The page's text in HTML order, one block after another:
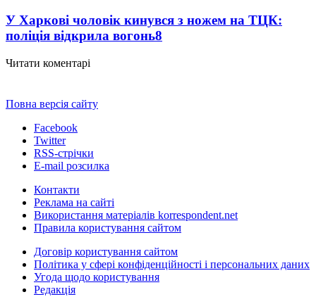
У Харкові чоловік кинувся з ножем на ТЦК:
поліція відкрила вогонь8
Читати коментарі
Повна версія сайту
Facebook
Twitter
RSS-стрічки
E-mail розсилка
Контакти
Реклама на сайті
Використання матеріалів korrespondent.net
Правила користування сайтом
Договір користування сайтом
Політика у сфері конфіденційності і персональних даних
Угода щодо користування
Редакція